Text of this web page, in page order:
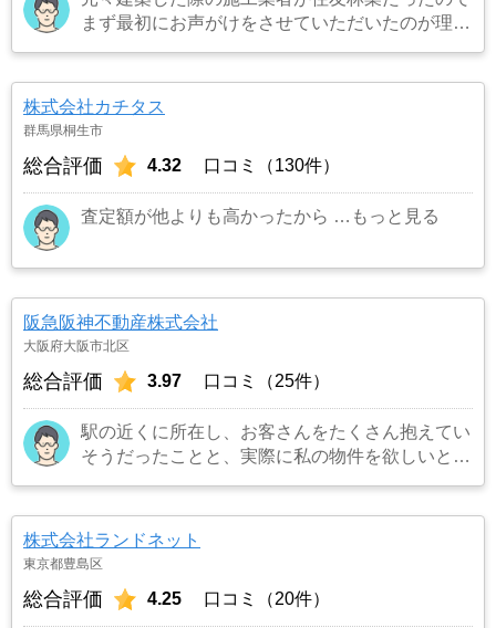
まず最初にお声がけをさせていただいたのが理由
株式会社カチタス
群馬県桐生市
総合評価 4.32 口コミ（130件）
査定額が他よりも高かったから …もっと見る
阪急阪神不動産株式会社
大阪府大阪市北区
総合評価 3.97 口コミ（25件）
駅の近くに所在し、お客さんをたくさん抱えてい
そうだったことと、実際に私の物件を欲しいとい
寧でお願いしてよかったです。
株式会社ランドネット
東京都豊島区
総合評価 4.25 口コミ（20件）